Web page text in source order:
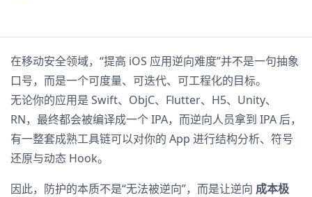
在移动安全领域，“提高 iOS 应用逆向难度”并不是一句抽象
口号，而是一个可度量、可迭代、可工程化的目标。
无论你的应用是 Swift、ObjC、Flutter、H5、Unity、
RN，最终都会被编译成一个 IPA，而逆向人员拿到 IPA 后，
有一整套成熟工具链可以对你的 App 进行结构分析、符号
还原与动态 Hook。
因此，防护的本质不是“无法被逆向”，而是让逆向 成本极